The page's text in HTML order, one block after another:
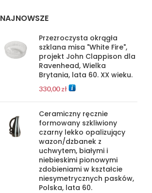
NAJNOWSZE
Przezroczysta okrągła
szklana misa "White Fire",
projekt John Clappison dla
Ravenhead, Wielka
Brytania, lata 60. XX wieku.
330,00zł
Ceramiczny ręcznie
formowany szkliwiony
czarny lekko opalizujący
wazon/dzbanek z
uchwytem, białymi i
niebieskimi pionowymi
zdobieniami w kształcie
niesymetrycznych pasków,
Polska, lata 60.